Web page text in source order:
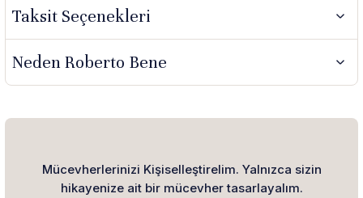
Taksit Seçenekleri
Neden Roberto Bene
Mücevherlerinizi Kişiselleştirelim. Yalnızca sizin
hikayenize ait bir mücevher tasarlayalım.